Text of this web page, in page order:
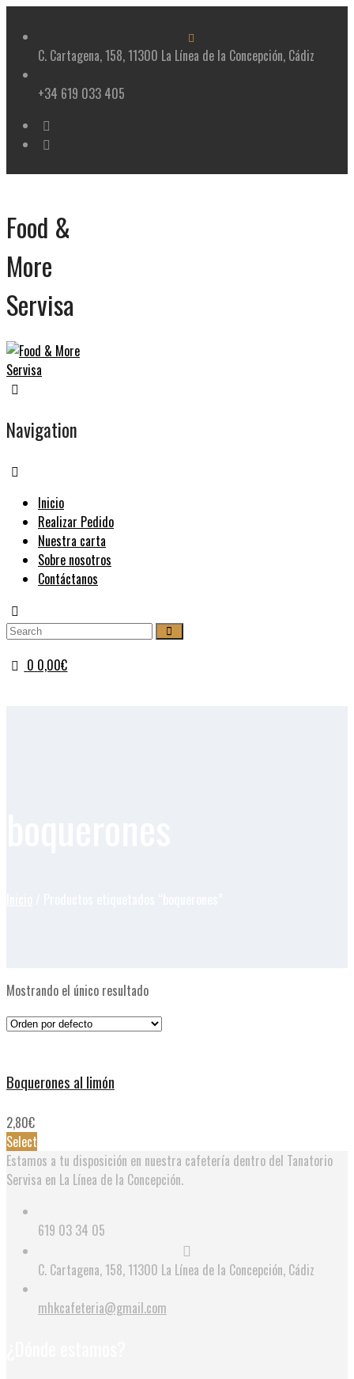
contentC. Cartagena, 158, 11300 La Línea de la Concepción, Cádiz
+34 619 033 405
Food &
More
Servisa
Navigation
Inicio
Realizar Pedido
Nuestra carta
Sobre nosotros
Contáctanos
0 0,00€
Mostrando el único resultado
Boquerones al limón
2,80€
Select
Estamos a tu disposición en nuestra cafetería dentro del Tanatorio
Servisa en La Línea de la Concepción.
619 03 34 05
C. Cartagena, 158, 11300 La Línea de la Concepción, Cádiz
mhkcafeteria@gmail.com